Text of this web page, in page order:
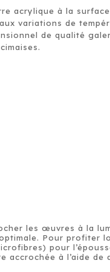
acrylique à la
variations de
de qualité
les œuvres à la
Pour profiter
pour
à l’aide